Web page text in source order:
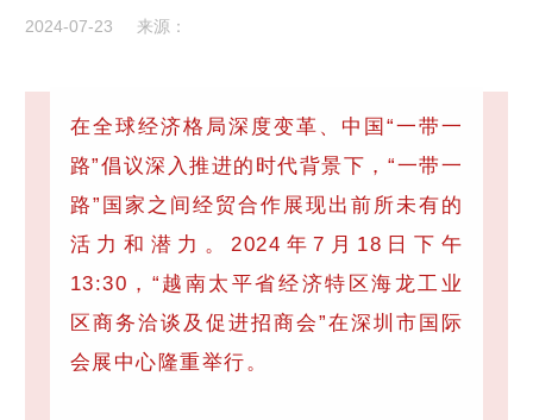
会圆满举办！
2024-07-23 来源：
在全球经济格局深度变革、中国“一带一
路”倡议深入推进的时代背景下，“一带一
路”国家之间经贸合作展现出前所未有的
活力和潜力。2024年7月18日下午
13:30，“越南太平省经济特区海龙工业
区商务洽谈及促进招商会”在深圳市国际
会展中心隆重举行。